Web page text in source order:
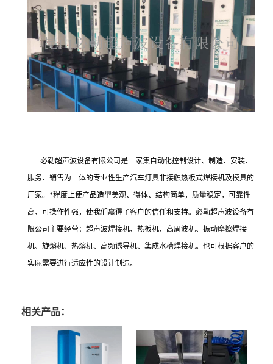
必勒超声波设备有限公司是一家集自动化控制设计、制造、安装、
服务、销售为一体的专业性生产汽车灯具非接触热板式焊接机及模具的
厂家。*程度上使产品造型美观、得体、结构简单，质量稳定，可靠性
高、可操作性强，使我们赢得了客户的信任和支持。必勒超声波设备有
限公司主要经营：超声波焊接机、热板机、高周波机、振动摩擦焊接
机、旋熔机、热熔机、高频诱导机、集成水槽焊接机。也可根据客户的
实际需要进行适应性的设计制造。
相关产品：